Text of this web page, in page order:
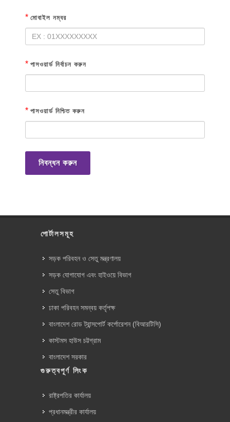
* মোবাইল নম্বর
* পাসওয়ার্ড নির্বাচন করুন
* পাসওয়ার্ড নিশ্চিত করুন
নিবন্ধন করুন
পোর্টালসমূহ
সড়ক পরিবহন ও সেতু মন্ত্রণালয়
সড়ক যোগাযোগ এবং হাইওয়ে বিভাগ
সেতু বিভাগ
ঢাকা পরিবহন সমন্বয় কর্তৃপক্ষ
বাংলাদেশ রোড ট্রান্সপোর্ট কর্পোরেশন (বিআরটিসি)
কাস্টমস হাউস চট্টগ্রাম
বাংলাদেশ সরকার
গুরুত্বপূর্ণ লিংক
রাষ্ট্রপতির কার্যালয়
প্রধানমন্ত্রীর কার্যালয়